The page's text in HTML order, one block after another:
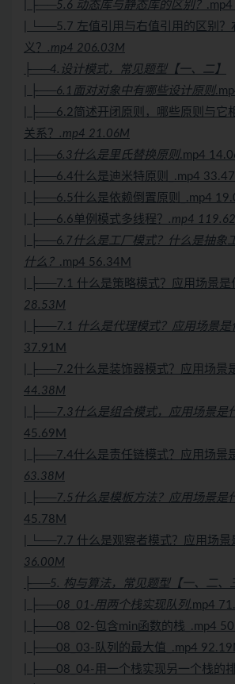
| ├──5.6 动态库与静态库的区别？
| └──5.7 左值引用与右值引用的区别？
义？ .mp4 206.03M
├──4.设计模式，常见题型【一、二】
| ├──6.1面对对象中有哪些设计原则
| ├──6.2简述开闭原则，哪些原则与它
关系？ .mp4 21.06M
| ├──6.3什么是里氏替换原则.mp4
| ├──6.4什么是迪米特原则_.mp4
| ├──6.5什么是依赖倒置原则_.mp4
| ├──6.6单例模式多线程？ .mp4
| ├──6.7什么是工厂模式？什么是抽象
什么？ .mp4 56.34M
| ├──7.1 什么是策略模式？应用场景是
28.53M
| ├──7.1 什么是代理模式？应用场景是
37.91M
| ├──7.2什么是装饰器模式？应用场景
44.38M
| ├──7.3什么是组合模式，应用场景是
45.69M
| ├──7.4什么是责任链模式？应用场景
63.38M
| ├──7.5什么是模板方法？应用场景是
45.78M
| └──7.7 什么是观察者模式？应用场景
36.00M
├──5. 构与算法，常见题型【一、二、
| ├──08_01-用两个栈实现队列.mp4
| ├──08_02-包含min函数的栈_.mp4
| ├──08_03-队列的最大值_.mp4
| ├──08_04-用一个栈实现另一个栈的